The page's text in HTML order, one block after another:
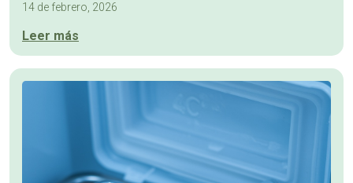
14 de febrero, 2026
Leer más